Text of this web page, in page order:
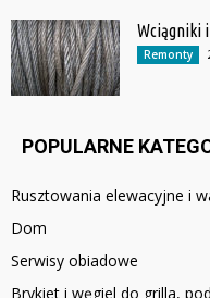
Wciągniki
Remonty
POPULARNE
Rusztowania elewacyjne i
Dom
Serwisy obiadowe
Brykiet i węgiel do grilla,